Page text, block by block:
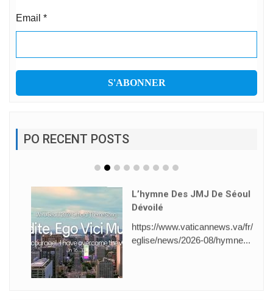
Email *
PO RECENT POSTS
L’hymne Des JMJ De Séoul
Dévoilé
https://www.vaticannews.va/fr/
eglise/news/2026-08/hymne...